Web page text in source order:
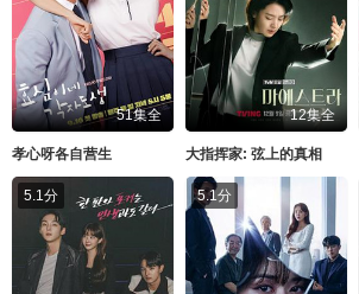
51集全
孝心呀各自营生
12集全
大指挥家: 弦上的真相
5.1分 5.1分